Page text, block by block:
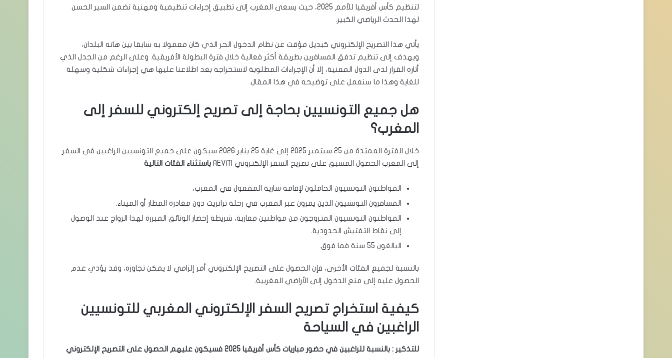
لتنظيم كأس أفريقيا للأمم 2025، حيث يسعى المغرب إلى تطبيق إجراءات تنظيمية ومهنية تضمن السير الحسن
لهذا الحدث الرياضي الكبير.
يأتي هذا التصريح الإلكتروني كبديل مؤقت عن نظام الدخول الحر الذي كان معمولا به سابقا بين هاته البلدان،
ويهدف إلى تنظيم تدفق المسافرين بطريقة أكثر فعالية خلال فترة البطولة الأفريقية. وعلى الرغم من الجدل الذي
أثاره القرار لدى الدول المعنية، إلا أن الإجراءات المطلوبة لاستخراجه بعد اطلاعنا عليها هي إجراءات شكلية وسهلة
للغاية وهذا ما سنعمل على توضيحه في هذا المقال.
هل جميع التونسيين بحاجة إلى تصريح إلكتروني للسفر إلى
المغرب؟
خلال الفترة الممتدة من 25 سبتمبر 2025 إلى غاية 25 يناير 2026 سيكون على جميع التونسيين الراغبين في السفر
إلى المغرب الحصول المسبق على تصريح السفر الإلكتروني AEVM
باستثناء الفئات التالية
المواطنون التونسيون الحاملون لإقامة سارية المفعول في المغرب،
المسافرون التونسيون الذين يمرون عبر المغرب في رحلة ترانزيت دون مغادرة المطار أو الميناء.
المواطنون التونسيون المتزوجون من مواطنين مغاربة، شريطة إحضار الوثائق المبررة لهذا الزواج عند الوصول
إلى نقاط التفتيش الحدودية.
البالغون 55 سنة فما فوق.
بالنسبة لجميع الفئات الأخرى، فإن الحصول على التصريح الإلكتروني أمر إلزامي لا يمكن تجاوزه، وقد يؤدي عدم
الحصول عليه إلى منع الدخول إلى الأراضي المغربية.
كيفية استخراج تصريح السفر الإلكتروني المغربي للتونسيين
الراغبين في السياحة
للتذكير : بالنسبة للراغبين في حضور مباريات كأس أفريقيا 2025 فسيكون عليهم الحصول على التصريح الإلكتروني